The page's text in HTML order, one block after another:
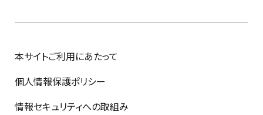
本サイトご利用にあたって
個人情報保護ポリシー
情報セキュリティへの取組み